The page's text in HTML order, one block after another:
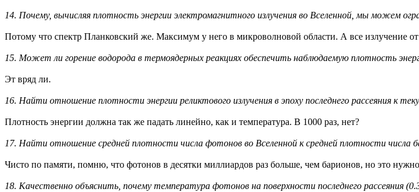
14. Почему, вычисляя плотность энергии электромагнитного излучения во Вселенной, мы можем
Потому что спектр Планковский же. Максимум у него в микроволновой области. А все излучение
15. Может ли горение водорода в термоядерных реакциях обеспечить наблюдаемую плотность
Эт вряд ли.
16. Найти отношение плотности энергии реликтового излучения в эпоху последнего рассеяния к
Плотность энергии должна так же падать линейно, как и температура. В 1000 раз, нет?
17. Найти отношение средней плотности числа фотонов во Вселенной к средней плотности числа
Чисто по памяти, помню, что фотонов в десятки миллиардов раз больше, чем барионов, но это
18. Качественно объяснить, почему температура фотонов на поверхности последнего рассеяния